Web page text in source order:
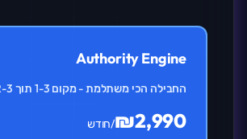
Authority Engine
החבילה הכי משתלמת - מקום 1-3 תוך 2-3 חודשים
₪2,990/חודש